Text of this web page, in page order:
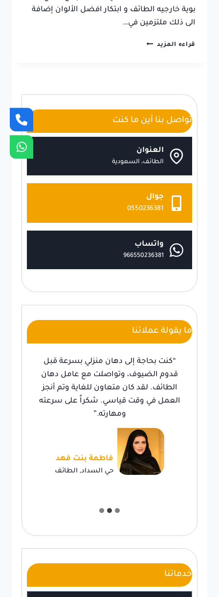
بوية خارجيه الطائف و ابتكار افضل الألوان إضافة
الى ذلك ملتزمين في…
قراءه المزيد دهانات
بويات
خارجية
الطائف
تواصل بنا أين ما كنت
العنوان
الطائف، السعودية
جوال
0550236381
واتساب
966550236381
ما يقولة عملائنا
“كنت بحاجة إلى دهان منزلي بسرعة قبل
قدوم الضيوف، وتواصلت مع عامل دهان
الطائف. لقد كان متعاون للغاية وتم أنجز
العمل في وقت قياسي. شكراً على سرعته
ومهارته.”
فاطمة بنت فهد
حي السداد, الطائف
خدماتنا